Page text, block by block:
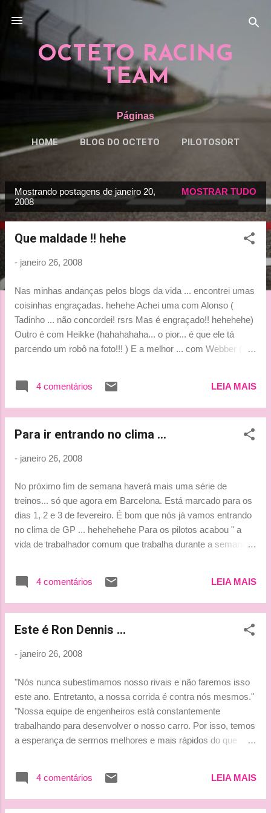
OCTETO RACING
TEAM
Páginas
HOME BLOG DO OCTETO PILOTOSORT
P
o
Mostrando postagens de janeiro 20,
2008
MOSTRAR TUDO
Que maldade !! hehe
- janeiro 26, 2008
Nas minhas andanças pelos blogs da vida ... encontrei umas
coisinhas engraçadas. hehehe Achei uma com Alonso (
Tadinho ... não concordei! rsrs Mas é engraçado!! hehehehe)
Outro é com Heikke (hahahahaha... o pior... é que ele tá
parcendo um robô na foto!!! ) E a melhor ... com Webber (
4 comentários
LEIA MAIS
Para ir entrando no clima ...
- janeiro 26, 2008
No próximo fim de semana haverá mais uma série de
treinos... só que agora em Barcelona. Está marcado para os
dias 1, 2 e 3 de fevereiro. É bom que nós já vamos entrando
no clima de GP ... hehehehehe Para os pilotos acabou " a
vida de trabalhador comum que trabalha durante a semana"
Renault conseguirá mostrar sua força? E a Honda ... vai
evoluir?? A Williams continuará no mesmo ritmo?? Bjinhosss
4 comentários LEIA MAIS
Este é Ron Dennis ...
- janeiro 26, 2008
"Nós nunca subestimamos nosso rivais e não faremos isso
este ano. Entretanto, a nossa corrida é contra nós mesmos."
"Nossa equipe de engenheiros está constantemente
trabalhando para desenvolver o nosso carro. Por isso, temos
a esperança de sermos melhores e mais rápidos do que
gastamos muito tempo se preocupando com eles." (fonte:
Grande Prêmio) Continue pensando assim mesmo Sr. Ron
4 comentários LEIA MAIS